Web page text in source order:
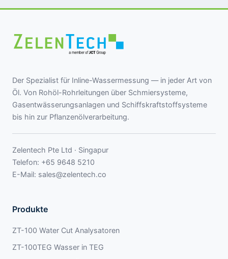
Der Spezialist für Inline-Wassermessung — in jeder Art von
Öl. Von Rohöl-Rohrleitungen über Schmiersysteme,
Gasentwässerungsanlagen und Schiffskraftstoffsysteme
bis hin zur Pflanzenölverarbeitung.
Zelentech Pte Ltd · Singapur
Telefon: +65 9648 5210
E-Mail: sales@zelentech.co
Produkte
ZT-100 Water Cut Analysatoren
ZT-100TEG Wasser in TEG